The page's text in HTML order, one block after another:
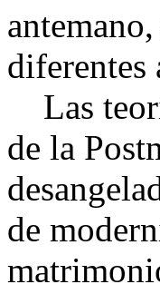
diferentes
Las
de la
de